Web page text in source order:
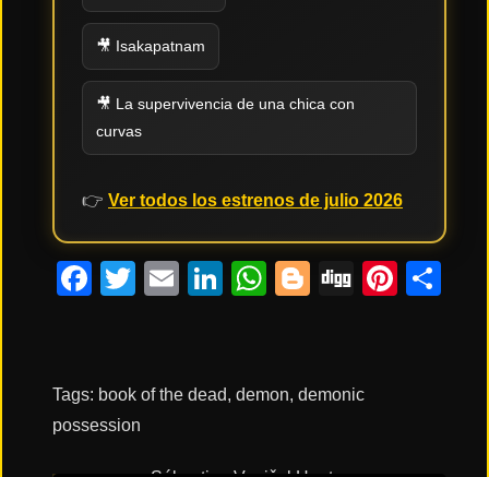
🎥 Isakapatnam
🎥 La supervivencia de una chica con
curvas
👉 Ver todos los estrenos de julio 2026
Facebook
Twitter
EmailLinkedIn
WhatsApp
Blogger
Digg
Tags: book of the dead, demon, demonic
possession